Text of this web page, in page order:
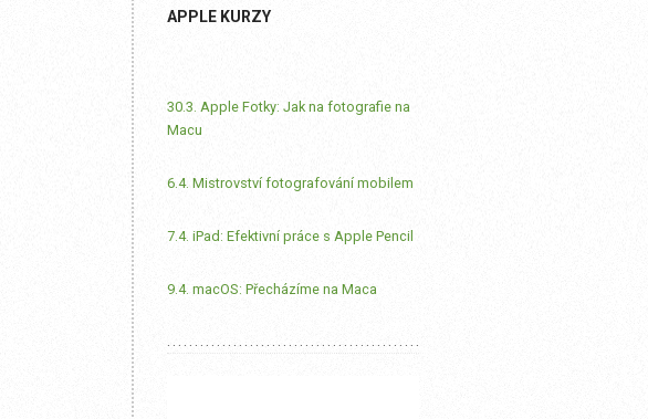
APPLE KURZY
30.3. Apple Fotky: Jak na fotografie na
Macu
6.4. Mistrovství fotografování mobilem
7.4. iPad: Efektivní práce s Apple Pencil
9.4. macOS: Přecházíme na Maca